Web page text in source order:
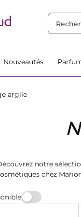
Nouveautés
argile
notre
chez